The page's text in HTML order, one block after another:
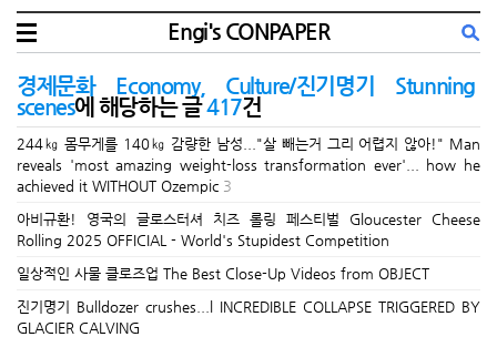
Engi's CONPAPER
경제문화 Economy, Culture/진기명기 Stunning
scenes에 해당하는 글417건
244㎏ 몸무게를 140㎏ 감량한 남성..."살 빼는거 그리 어렵지 않아!" Man
reveals 'most amazing weight-loss transformation ever'... how he
achieved it WITHOUT Ozempic 3
아비규환! 영국의 글로스터셔 치즈 롤링 페스티벌 Gloucester Cheese
Rolling 2025 OFFICIAL - World's Stupidest Competition
일상적인 사물 클로즈업 The Best Close-Up Videos from OBJECT
진기명기 Bulldozer crushes...l INCREDIBLE COLLAPSE TRIGGERED BY
GLACIER CALVING